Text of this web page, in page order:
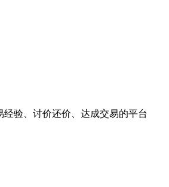
验、讨价还价、达成交易的平台